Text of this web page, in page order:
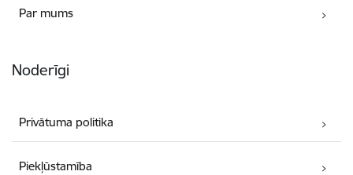
Par mums
Noderīgi
Privātuma politika
Piekļūstamība